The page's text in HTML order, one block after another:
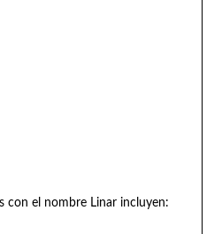
con el nombre Linar incluyen: